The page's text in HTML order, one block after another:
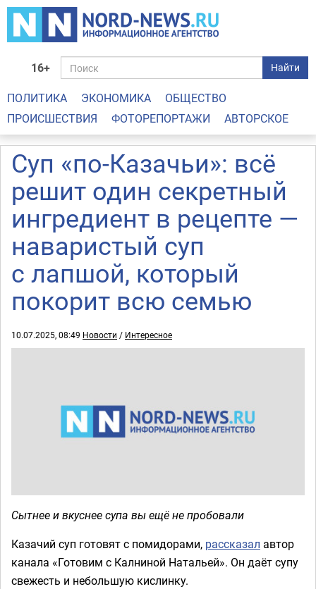
16+ Найти
ПОЛИТИКА ЭКОНОМИКА
ОБЩЕСТВО
ПРОИСШЕСТВИЯ
ФОТОРЕПОРТАЖИ АВТОРСКОЕ
Суп «по-Казачьи»: всё
решит один секретный
ингредиент в рецепте —
наваристый суп
с лапшой, который
покорит всю семью
10.07.2025, 08:49 Новости / Интересное
Сытнее и вкуснее супа вы ещё не пробовали
Казачий суп готовят с помидорами, рассказал автор
канала «Готовим с Калниной Натальей». Он даёт супу
свежесть и небольшую кислинку.